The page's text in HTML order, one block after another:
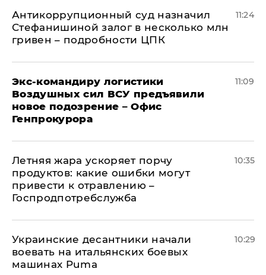
Антикоррупционный суд назначил
Стефанишиной залог в несколько млн
гривен – подробности ЦПК
11:24
Экс-командиру логистики
Воздушных сил ВСУ предъявили
новое подозрение – Офис
Генпрокурора
11:09
Летняя жара ускоряет порчу
продуктов: какие ошибки могут
привести к отравлению –
Госпродпотребслужба
10:35
Украинские десантники начали
воевать на итальянских боевых
машинах Puma
10:29